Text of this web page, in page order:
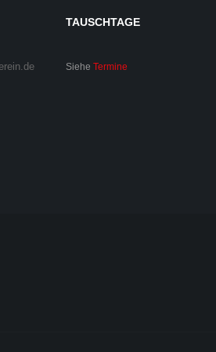
TAUSCHTAGE
Siehe Termine